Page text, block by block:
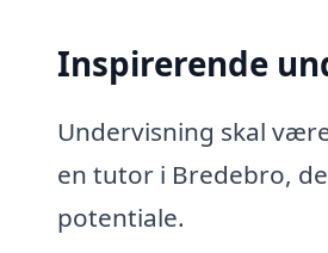
Inspirerende
Undervisning skal
en tutor i Bredebro,
potentiale.